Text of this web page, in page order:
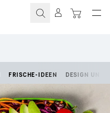
FRISCHE-IDEEN DESIGN UND